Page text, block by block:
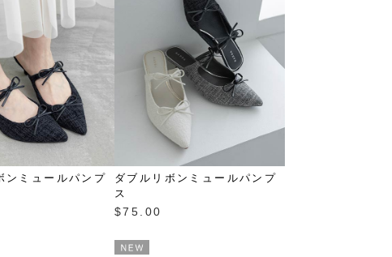
ンミュールパンプ
ダブルリボンミュールパンプ
ス
$‌75.00